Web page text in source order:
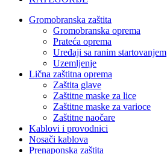
Gromobranska zaštita
Gromobranska oprema
Prateća oprema
Uređaji sa ranim startovanjem
Uzemljenje
Lična zaštitna oprema
Zaštita glave
Zaštitne maske za lice
Zaštitne maske za varioce
Zaštitne naočare
Kablovi i provodnici
Nosači kablova
Prenaponska zaštita